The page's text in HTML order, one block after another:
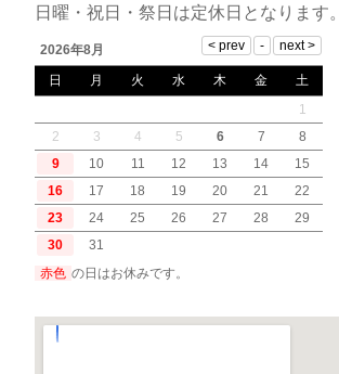
日曜・祝日・祭日は定休日となります。
2026年8月
日
月 火 水 木 金
土
1
2
3 4 5 6 7
8
9
10 11 12 13 14
15
16
17 18 19 20 21
22
23
24 25 26 27 28
29
30
31
赤色 の日はお休みです。